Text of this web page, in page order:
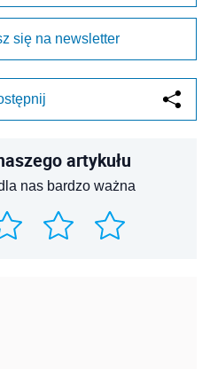
się na newsletter
artykułu
nas bardzo ważna